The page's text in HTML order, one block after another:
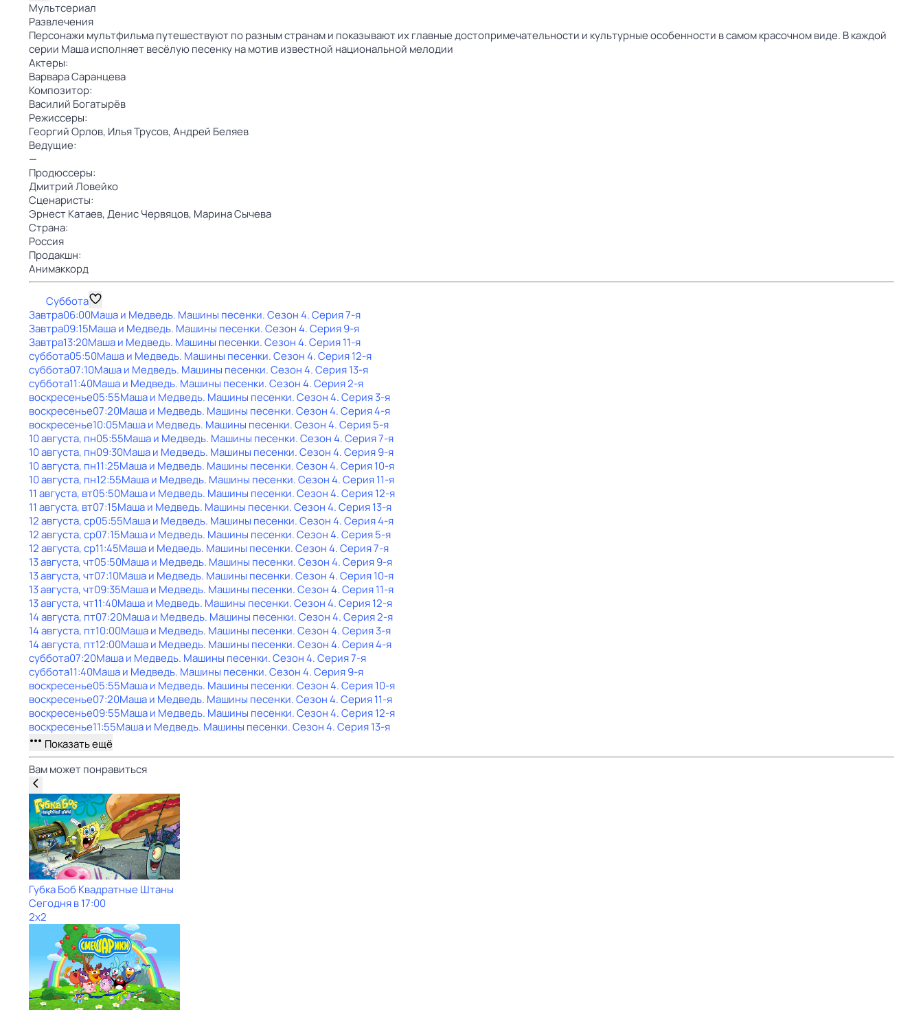
Мультсериал
Развлечения
Персонажи мультфильма путешествуют по разным странам и показывают их главные достопримечательности и культурные особенности в самом красочном виде. В каждой
серии Маша исполняет весёлую песенку на мотив известной национальной мелодии
Актеры:
Варвара Саранцева
Композитор:
Василий Богатырёв
Режиссеры:
Георгий Орлов, Илья Трусов,Андрей Беляев
Ведущие:
—
Продюссеры:
Дмитрий Ловейко
Сценаристы:
Эрнест Катаев,Денис Червяцов, Марина Сычева
Страна:
Россия
Продакшн:
Анимаккорд
Суббота
Завтра06:00Маша и Медведь. Машины песенки. Сезон 4. Серия 7-я
Завтра09:15Маша и Медведь. Машины песенки. Сезон 4. Серия 9-я
Завтра13:20Маша и Медведь. Машины песенки. Сезон 4. Серия 11-я
суббота05:50Маша и Медведь. Машины песенки. Сезон 4. Серия 12-я
суббота07:10Маша и Медведь. Машины песенки. Сезон 4. Серия 13-я
суббота11:40Маша и Медведь. Машины песенки. Сезон 4. Серия 2-я
воскресенье05:55Маша и Медведь. Машины песенки. Сезон 4. Серия 3-я
воскресенье07:20Маша и Медведь. Машины песенки. Сезон 4. Серия 4-я
воскресенье10:05Маша и Медведь. Машины песенки. Сезон 4. Серия 5-я
10 августа, пн05:55Маша и Медведь. Машины песенки. Сезон 4. Серия 7-я
10 августа, пн09:30Маша и Медведь. Машины песенки. Сезон 4. Серия 9-я
10 августа, пн11:25Маша и Медведь. Машины песенки. Сезон 4. Серия 10-я
10 августа, пн12:55Маша и Медведь. Машины песенки. Сезон 4. Серия 11-я
11 августа, вт05:50Маша и Медведь. Машины песенки. Сезон 4. Серия 12-я
11 августа, вт07:15Маша и Медведь. Машины песенки. Сезон 4. Серия 13-я
12 августа, ср05:55Маша и Медведь. Машины песенки. Сезон 4. Серия 4-я
12 августа, ср07:15Маша и Медведь. Машины песенки. Сезон 4. Серия 5-я
12 августа, ср11:45Маша и Медведь. Машины песенки. Сезон 4. Серия 7-я
13 августа, чт05:50Маша и Медведь. Машины песенки. Сезон 4. Серия 9-я
13 августа, чт07:10Маша и Медведь. Машины песенки. Сезон 4. Серия 10-я
13 августа, чт09:35Маша и Медведь. Машины песенки. Сезон 4. Серия 11-я
13 августа, чт11:40Маша и Медведь. Машины песенки. Сезон 4. Серия 12-я
14 августа, пт07:20Маша и Медведь. Машины песенки. Сезон 4. Серия 2-я
14 августа, пт10:00Маша и Медведь. Машины песенки. Сезон 4. Серия 3-я
14 августа, пт12:00Маша и Медведь. Машины песенки. Сезон 4. Серия 4-я
суббота07:20Маша и Медведь. Машины песенки. Сезон 4. Серия 7-я
суббота11:40Маша и Медведь. Машины песенки. Сезон 4. Серия 9-я
воскресенье05:55Маша и Медведь. Машины песенки. Сезон 4. Серия 10-я
воскресенье07:20Маша и Медведь. Машины песенки. Сезон 4. Серия 11-я
воскресенье09:55Маша и Медведь. Машины песенки. Сезон 4. Серия 12-я
воскресенье11:55Маша и Медведь. Машины песенки. Сезон 4. Серия 13-я
Показать ещё
Вам может понравиться
Губка Боб Квадратные Штаны
Сегодня в 17:00
2x2